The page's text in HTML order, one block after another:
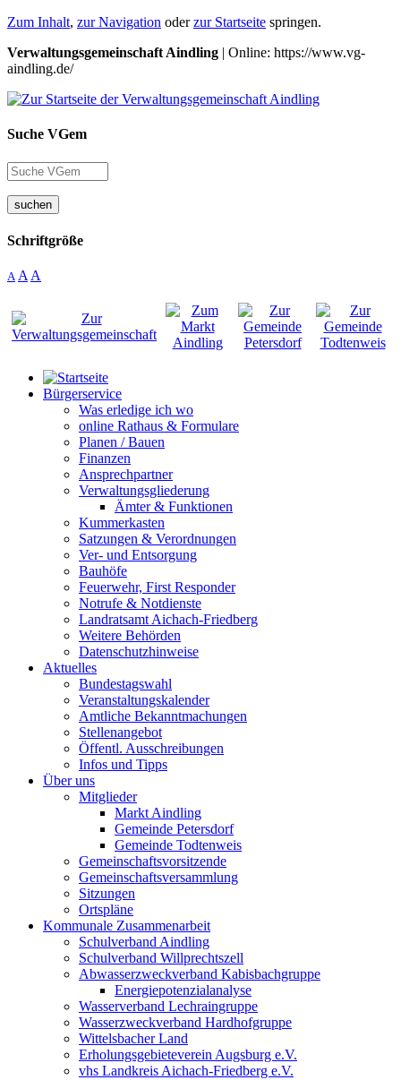
Zum Inhalt, zur Navigation oderzur Startseite springen.
Verwaltungsgemeinschaft Aindling | Online: https://www.vg-
aindling.de/
Suche VGem
suchen
Schriftgröße
A A A
Bürgerservice
Was erledige ich wo
online Rathaus & Formulare
Planen / Bauen
Finanzen
Ansprechpartner
Verwaltungsgliederung
Ämter & Funktionen
Kummerkasten
Satzungen & Verordnungen
Ver- und Entsorgung
Bauhöfe
Feuerwehr, First Responder
Notrufe & Notdienste
Landratsamt Aichach-Friedberg
Weitere Behörden
Datenschutzhinweise
Aktuelles
Bundestagswahl
Veranstaltungskalender
Amtliche Bekanntmachungen
Stellenangebot
Öffentl. Ausschreibungen
Infos und Tipps
Über uns
Mitglieder
Markt Aindling
Gemeinde Petersdorf
Gemeinde Todtenweis
Gemeinschaftsvorsitzende
Gemeinschaftsversammlung
Sitzungen
Ortspläne
Kommunale Zusammenarbeit
Schulverband Aindling
Schulverband Willprechtszell
Abwasserzweckverband Kabisbachgruppe
Energiepotenzialanalyse
Wasserverband Lechraingruppe
Wasserzweckverband Hardhofgruppe
Wittelsbacher Land
Erholungsgebieteverein Augsburg e.V.
vhs Landkreis Aichach-Friedberg e.V.